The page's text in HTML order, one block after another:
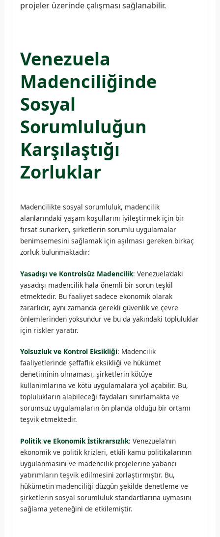
projeler üzerinde çalışması sağlanabilir.
Venezuela
Madenciliğinde
Sosyal
Sorumluluğun
Karşılaştığı
Zorluklar
Madencilikte sosyal sorumluluk, madencilik
alanlarındaki yaşam koşullarını iyileştirmek için bir
fırsat sunarken, şirketlerin sorumlu uygulamalar
benimsemesini sağlamak için aşılması gereken birkaç
zorluk bulunmaktadır:
Yasadışı ve Kontrolsüz Madencilik: Venezuela’daki
yasadışı madencilik hala önemli bir sorun teşkil
etmektedir. Bu faaliyet sadece ekonomik olarak
zararlıdır, aynı zamanda gerekli güvenlik ve çevre
önlemlerinden yoksundur ve bu da yakındaki topluluklar
için riskler yaratır.
Yolsuzluk ve Kontrol Eksikliği: Madencilik
faaliyetlerinde şeffaflık eksikliği ve hükümet
denetiminin olmaması, şirketlerin kötüye
kullanımlarına ve kötü uygulamalara yol açabilir. Bu,
toplulukların alabileceği faydaları sınırlamakta ve
sorumsuz uygulamaların ön planda olduğu bir ortamı
teşvik etmektedir.
Politik ve Ekonomik İstikrarsızlık: Venezuela’nın
ekonomik ve politik krizleri, etkili kamu politikalarının
uygulanmasını ve madencilik projelerine yabancı
yatırımların teşvik edilmesini zorlaştırmıştır. Bu,
hükümetin madenciliği düzgün şekilde denetleme ve
şirketlerin sosyal sorumluluk standartlarına uymasını
sağlama yeteneğini de etkilemiştir.